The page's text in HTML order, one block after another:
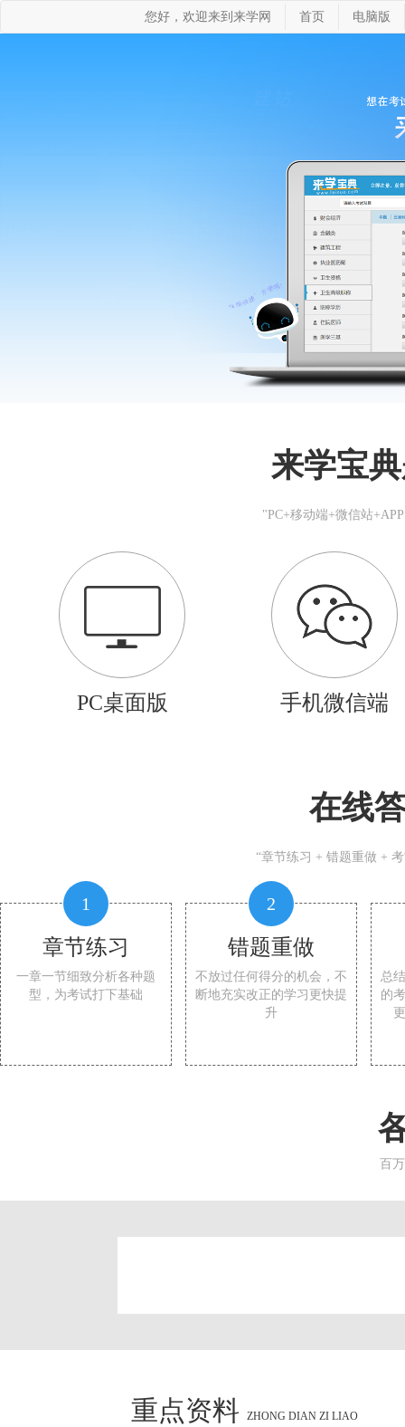
您好，欢迎来到来学网 首页 电脑版
来学宝
"PC+移动端+微信站
PC桌面版 手机微信端
在线
“章节练习 + 错题重做 +
1
章节练习
一章一节细致分析各种题
型，为考试打下基础
2
错题重做
不放过任何得分的机会，不
断地充实改正的学习更快提
升
总
的
百
重点资料 ZHONG DIAN ZI LIAO